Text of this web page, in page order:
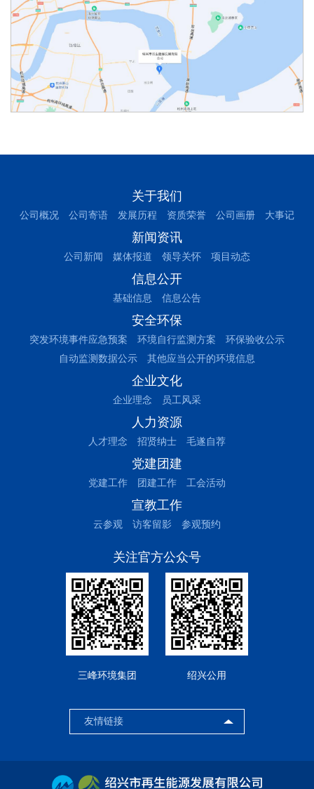
关于我们
公司概况 公司寄语 发展历程 资质荣誉 公司画册 大事记
新闻资讯
公司新闻 媒体报道 领导关怀 项目动态
信息公开
基础信息 信息公告
安全环保
突发环境事件应急预案 环境自行监测方案
环保验收公示
自动监测数据公示
其他应当公开的环境信息
企业文化
企业理念 员工风采
人力资源
人才理念 招贤纳士 毛遂自荐
党建团建
党建工作 团建工作 工会活动
宣教工作
云参观 访客留影 参观预约
关注官方公众号
三峰环境集团 绍兴公用